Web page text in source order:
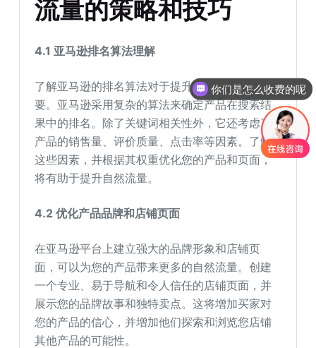
流量的策略和技巧
4.1 亚马逊排名算法理解
了解亚马逊的排名算法对于提升自然流量至关重
要。亚马逊采用复杂的算法来确定产品在搜索结
果中的排名。除了关键词相关性外，它还考虑了
产品的销售量、评价质量、点击率等因素。了解
这些因素，并根据其权重优化您的产品和页面，
将有助于提升自然流量。
4.2 优化产品品牌和店铺页面
在亚马逊平台上建立强大的品牌形象和店铺页
面，可以为您的产品带来更多的自然流量。创建
一个专业、易于导航和令人信任的店铺页面，并
展示您的品牌故事和独特卖点。这将增加买家对
您的产品的信心，并增加他们探索和浏览您店铺
其他产品的可能性。
你们是怎么收费的呢